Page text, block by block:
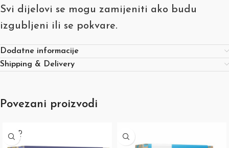
Svi dijelovi se mogu zamijeniti ako budu
izgubljeni ili se pokvare.
Dodatne informacije
Shipping & Delivery
Povezani proizvodi
SOLD
OUT